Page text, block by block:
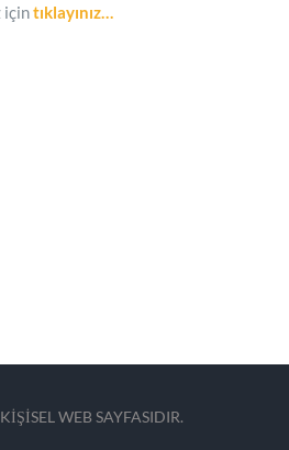
içintıklayınız…
WEB SAYFASIDIR.